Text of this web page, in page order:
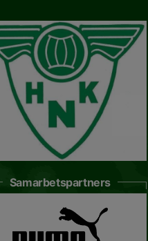
Samarbetspartners